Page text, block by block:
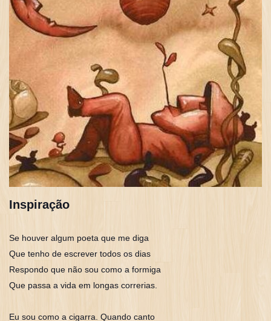
Inspiração
Se houver algum poeta que me diga
Que tenho de escrever todos os dias
Respondo que não sou como a formiga
Que passa a vida em longas correrias.
Eu sou como a cigarra. Quando canto